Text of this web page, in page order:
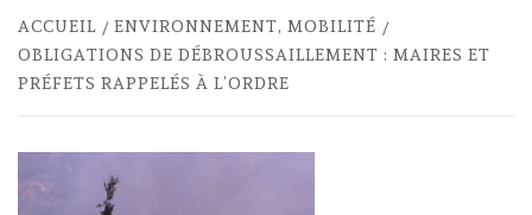
ACCUEIL
ENVIRONNEMENT, MOBILITÉ
OBLIGATIONS DE DÉBROUSSAILLEMENT : MAIRES ET
PRÉFETS RAPPELÉS À L’ORDRE